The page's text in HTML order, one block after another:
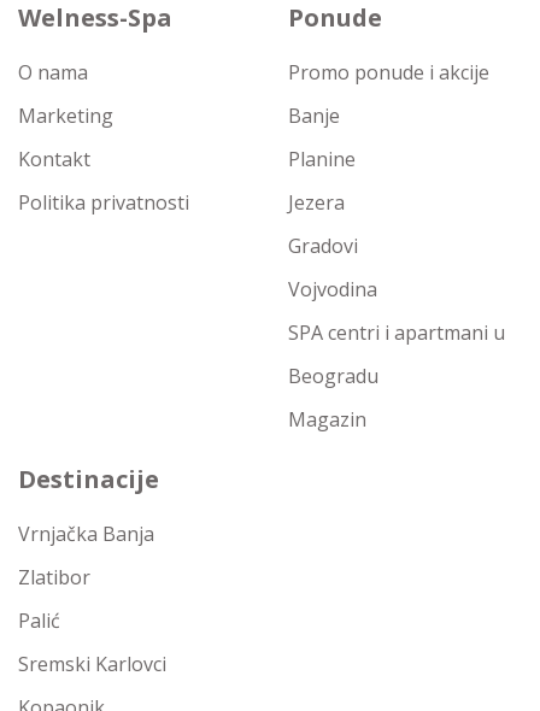
Welness-Spa
O nama
Marketing
Kontakt
Politika privatnosti
Ponude
Promo ponude i akcije
Banje
Planine
Jezera
Gradovi
Vojvodina
SPA centri i apartmani u
Beogradu
Magazin
Destinacije
Vrnjačka Banja
Zlatibor
Palić
Sremski Karlovci